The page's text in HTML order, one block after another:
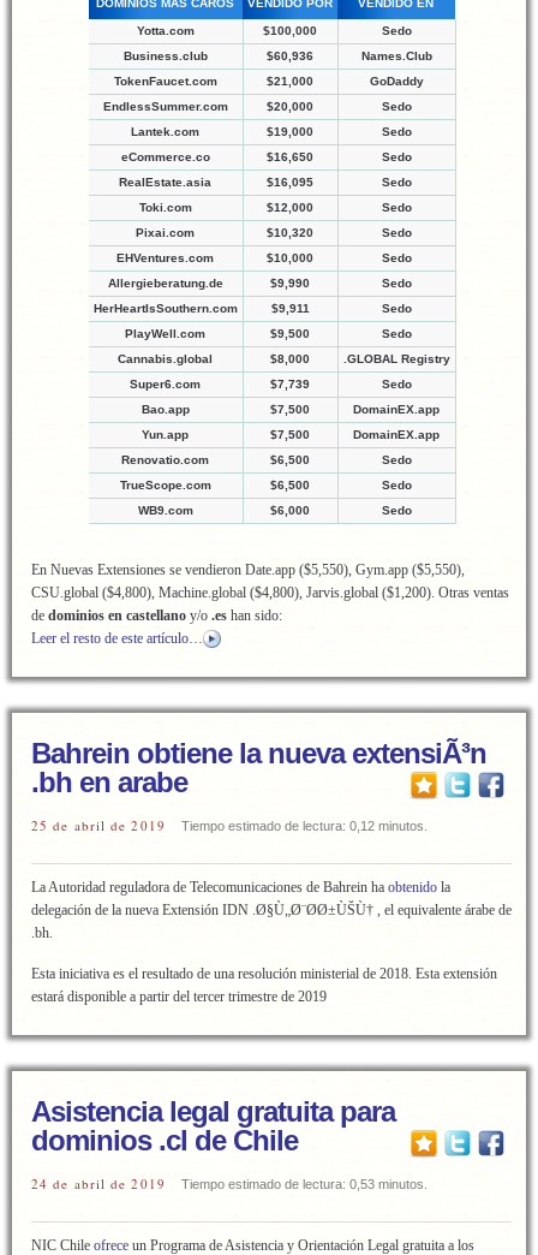
DOMINIOS MÁS CAROS VENDIDO POR VENDIDO EN
Yotta.com $100,000
Sedo
Business.club
$60,936
Names.Club
TokenFaucet.com
$21,000
GoDaddy
EndlessSummer.com
$20,000
Sedo
Lantek.com
$19,000
Sedo
eCommerce.co
$16,650
Sedo
RealEstate.asia
$16,095
Sedo
Toki.com
$12,000
Sedo
Pixai.com
$10,320
Sedo
EHVentures.com
$10,000
Sedo
Allergieberatung.de
$9,990
Sedo
HerHeartIsSouthern.com
$9,911
Sedo
PlayWell.com
$9,500
Sedo
Cannabis.global
$8,000
.GLOBAL Registry
Super6.com
$7,739
Sedo
Bao.app
$7,500
DomainEX.app
Yun.app
$7,500
DomainEX.app
Renovatio.com
$6,500
Sedo
TrueScope.com
$6,500
Sedo
WB9.com
$6,000 Sedo
En Nuevas Extensiones se vendieron Date.app ($5,550), Gym.app ($5,550),
CSU.global ($4,800), Machine.global ($4,800), Jarvis.global ($1,200). Otras ventas
de dominios en castellano y/o .es han sido:
Leer el resto de este artículo…
Bahrein obtiene la nueva extensiÃ³n
.bh en arabe
25 de abril de 2019 Tiempo estimado de lectura: 0,12 minutos.
La Autoridad reguladora de Telecomunicaciones de Bahrein ha obtenido la
delegación de la nueva Extensión IDN .Ø§Ù„Ø¨Ø­Ø±ÙŠÙ† , el equivalente árabe de
.bh.
Esta iniciativa es el resultado de una resolución ministerial de 2018. Esta extensión
estará disponible a partir del tercer trimestre de 2019
Asistencia legal gratuita para
dominios .cl de Chile
24 de abril de 2019 Tiempo estimado de lectura: 0,53 minutos.
NIC Chile ofrece un Programa de Asistencia y Orientación Legal gratuita a los